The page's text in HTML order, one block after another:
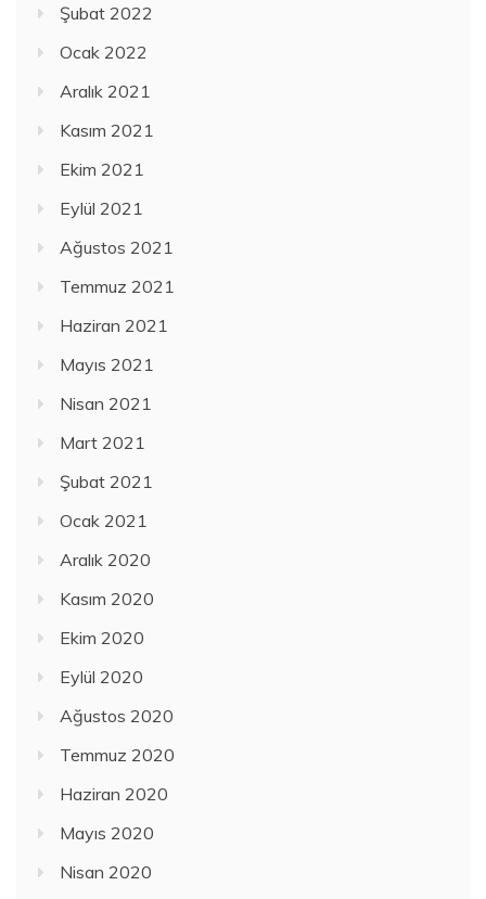
Şubat 2022
Ocak 2022
Aralık 2021
Kasım 2021
Ekim 2021
Eylül 2021
Ağustos 2021
Temmuz 2021
Haziran 2021
Mayıs 2021
Nisan 2021
Mart 2021
Şubat 2021
Ocak 2021
Aralık 2020
Kasım 2020
Ekim 2020
Eylül 2020
Ağustos 2020
Temmuz 2020
Haziran 2020
Mayıs 2020
Nisan 2020